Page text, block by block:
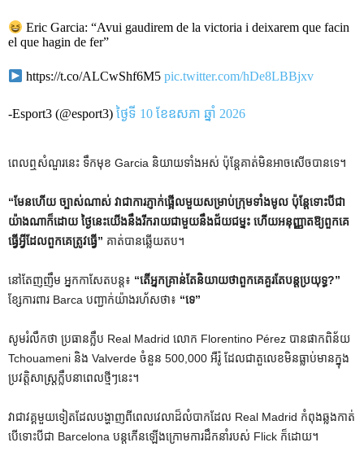
Eric Garcia: “Avui gaudirem de la victoria i deixarem que facin
el que hagin de fer”
https://t.co/ALCwShf6M5pic.twitter.com/hDe8LBBjxv
-Esport3 (@esport3) ថ្ងៃទី 10 ខែឧសភា ឆ្នាំ 2026
ពេល​ឮ​សំណួរ​នេះ ទឹក​មុខ Garcia និយាយ​ទាំង​អស់ ប៉ុន្តែ​គាត់​មិន​អាច​សើច​បាន​ទេ។
“មែនហើយ ច្បាស់ណាស់ វាជាការភ្ញាក់ផ្អើលមួយសម្រាប់ក្រុមទាំងមូល ប៉ុន្តែទោះបីជា
យ៉ាងណាក៏ដោយ ថ្ងៃនេះយើងនឹងរីករាយជាមួយនឹងជ័យជម្នះ ហើយអនុញ្ញាតឱ្យពួកគេ
ធ្វើអ្វីដែលពួកគេត្រូវធ្វើ” គាត់បានឆ្លើយតប។
នៅតែញញឹម អ្នកកាសែតបន្ត៖ “តើអ្នកគ្រាន់តែនិយាយថាពួកគេគួរតែបន្តប្រយុទ្ធ?”
ខ្សែការពារ Barca បញ្ជាក់យ៉ាងរហ័សថា៖ “ទេ”
សូមរំលឹកថា ប្រធានក្លឹប Real Madrid លោក Florentino Pérez បានផាកពិន័យ
Tchouameni និង Valverde ចំនួន 500,000 អឺរ៉ូ ដែលជាតួលេខមិនធ្លាប់មានក្នុង
ប្រវត្តិសាស្ត្រក្លឹបនាពេលថ្មីៗនេះ។
វាជាវគ្គមួយទៀតដែលបង្ហាញពីពេលវេលាដ៏លំបាកដែល Real Madrid កំពុងឆ្លងកាត់
បើទោះបីជា Barcelona បន្តកើនឡើងក្រោមការដឹកនាំរបស់ Flick ក៏ដោយ។